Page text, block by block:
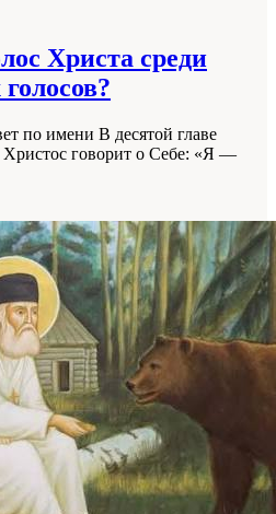
Христа среди
по имени В десятой главе
Христос говорит о Себе: «Я —